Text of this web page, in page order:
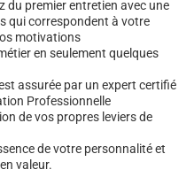
du premier entretien avec une
qui correspondent à votre
motivations
en seulement quelques
assurée par un expert certifié
Professionnelle
de vos propres leviers de
de votre personnalité et
valeur.